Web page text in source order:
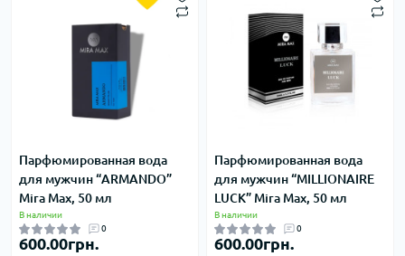
Парфюмированная вода
для мужчин “ARMANDO”
Mira Max, 50 мл
В наличии
0
600.00грн.
Парфюмированная вода
для мужчин “MILLIONAIRE
LUCK” Mira Max, 50 мл
В наличии
0
600.00грн.